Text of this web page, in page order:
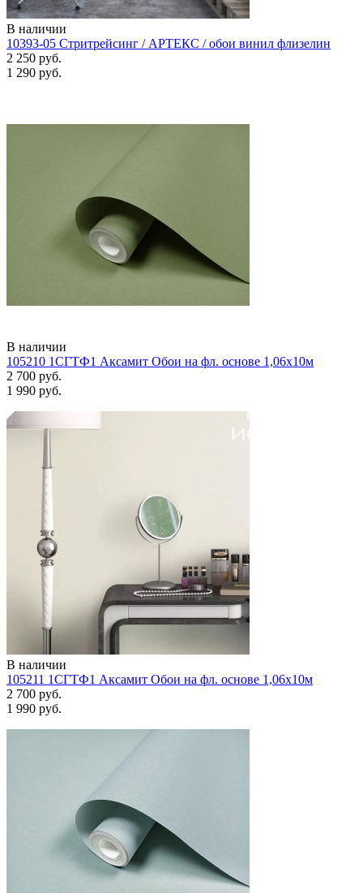
В наличии
10393-05 Стритрейсинг / АРТЕКС / обои винил флизелин
2 250 руб.
1 290 руб.
В наличии
105210 1СГТФ1 Аксамит Обои на фл. основе 1,06х10м
2 700 руб.
1 990 руб.
В наличии
105211 1СГТФ1 Аксамит Обои на фл. основе 1,06х10м
2 700 руб.
1 990 руб.